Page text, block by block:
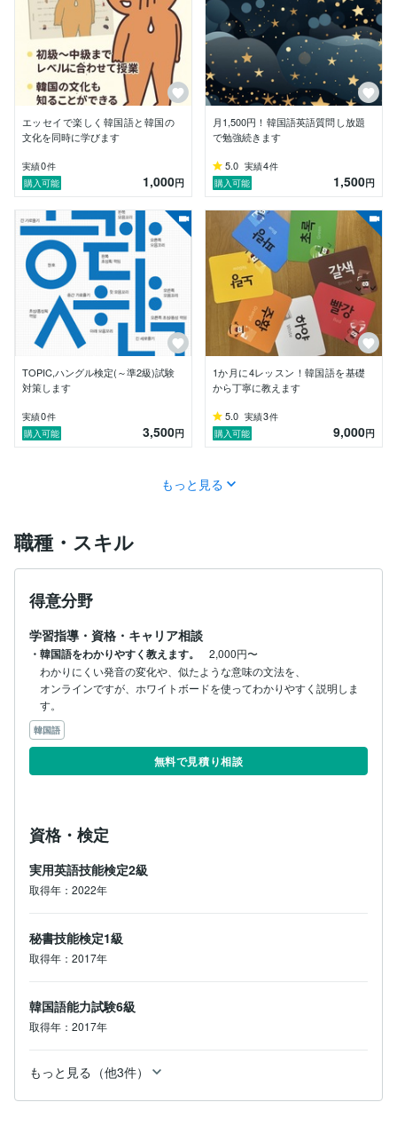
エッセイで楽しく韓国語と韓国の
文化を同時に学びます
実績0件
購入可能
1,000円
月1,500円！韓国語英語質問し放題
で勉強続きます
5.0 実績4件
購入可能
1,500円
TOPIC,ハングル検定(～準2級)試験
対策します
実績0件
購入可能
3,500円
1か月に4レッスン！韓国語を基礎
から丁寧に教えます
5.0 実績3件
購入可能
9,000円
もっと見る
職種・スキル
得意分野
学習指導・資格・キャリア相談
・韓国語をわかりやすく教えます。
2,000円〜
わかりにくい発音の変化や、似たような意味の文法を、
オンラインですが、ホワイトボードを使ってわかりやすく説明しま
す。
韓国語
無料で見積り相談
資格・検定
実用英語技能検定2級
取得年：2022年
秘書技能検定1級
取得年：2017年
韓国語能力試験6級
取得年：2017年
もっと見る（他3件）